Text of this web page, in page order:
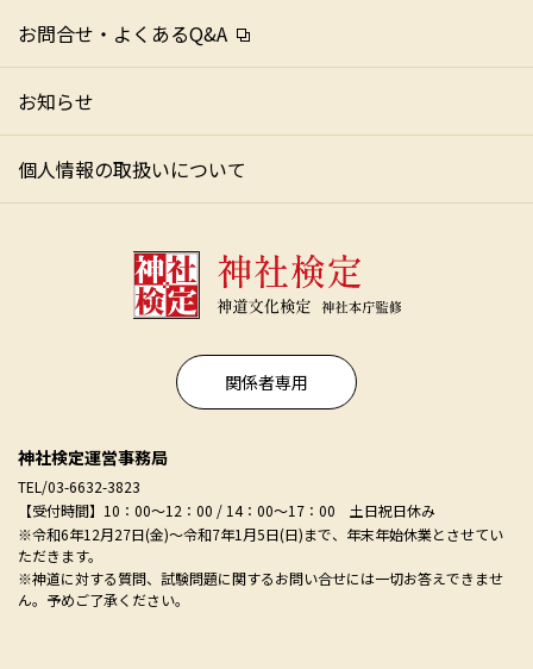
お問合せ・よくあるQ&A
お知らせ
個人情報の取扱いについて
関係者専用
神社検定運営事務局
TEL/03-6632-3823
【受付時間】10：00～12：00 / 14：00～17：00 土日祝日休み
※令和6年12月27日(金)～令和7年1月5日(日)まで、年末年始休業とさせてい
ただきます。
※神道に対する質問、試験問題に関するお問い合せには一切お答えできませ
ん。予めご了承ください。